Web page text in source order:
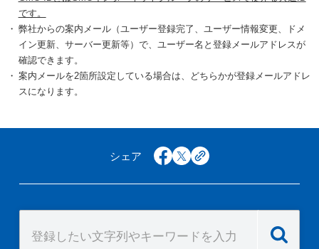
です。
弊社からの案内メール（ユーザー登録完了、ユーザー情報変更、ドメ
イン更新、サーバー更新等）で、ユーザー名と登録メールアドレスが
確認できます。
案内メールを2箇所設定している場合は、どちらかが登録メールアドレ
スになります。
シェア facebook
x copy